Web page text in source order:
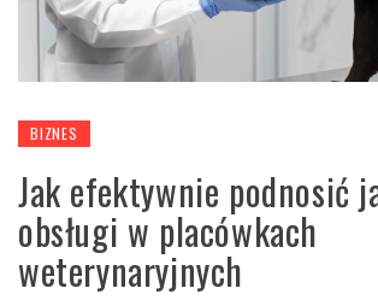
BIZNES
Jak efektywnie podnosić
obsługi w placówkach
weterynaryjnych